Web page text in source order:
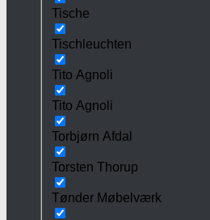
Tische
Tischleuchten
Tito Agnoli
Tito Agnoli
Torbjørn Afdal
Torsten Thorup
Tønder Møbelværk